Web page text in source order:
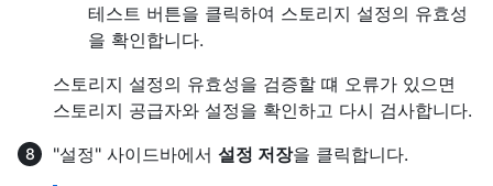
테스트 버튼을 클릭하여 스토리지 설정의 유효성
을 확인합니다.
스토리지 설정의 유효성을 검증할 떄 오류가 있으면
스토리지 공급자와 설정을 확인하고 다시 검사합니다.
"설정" 사이드바에서 설정 저장을 클릭합니다.